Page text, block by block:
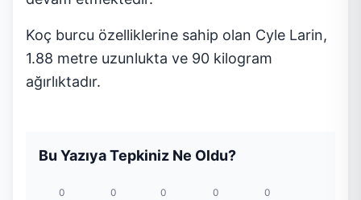
Koç burcu özelliklerine sahip olan Cyle Larin,
1.88 metre uzunlukta ve 90 kilogram
ağırlıktadır.
Bu Yazıya Tepkiniz Ne Oldu?
0 0 0 0 0